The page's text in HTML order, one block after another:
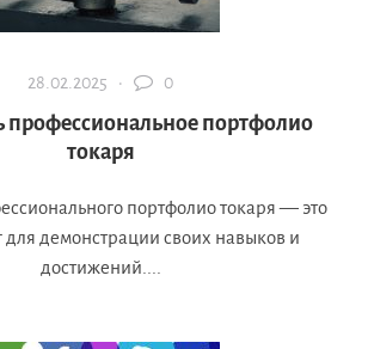
28.02.2025 · 0
профессиональное портфолио
токаря
портфолио токаря — это
демонстрации своих навыков и
достижений....